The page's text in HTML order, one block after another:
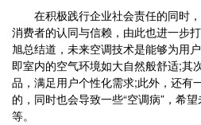
在积极践行企业社会责任的同时，
消费者的认同与信赖，由此也进一步
旭总结道，未来空调技术是能够为用
即室内的空气环境如大自然般舒适;其
品，满足用户个性化需求;此外，还有
的，同时也会导致一些“空调病”，希
等。